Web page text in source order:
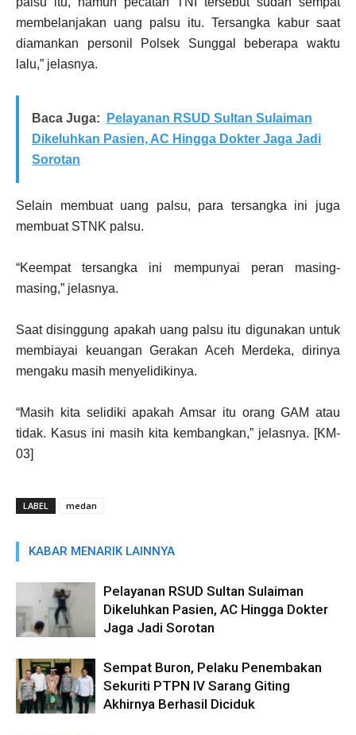
membelanjakan uang palsu itu. Tersangka kabur saat
diamankan personil Polsek Sunggal beberapa waktu
lalu,” jelasnya.
Baca Juga:
Pelayanan RSUD Sultan Sulaiman
Dikeluhkan Pasien, AC Hingga Dokter Jaga Jadi
Sorotan
Selain membuat uang palsu, para tersangka ini juga
membuat STNK palsu.
“Keempat tersangka ini mempunyai peran masing-
masing,” jelasnya.
Saat disinggung apakah uang palsu itu digunakan untuk
membiayai keuangan Gerakan Aceh Merdeka, dirinya
mengaku masih menyelidikinya.
“Masih kita selidiki apakah Amsar itu orang GAM atau
tidak. Kasus ini masih kita kembangkan,” jelasnya. [KM-
03]
LABEL medan
KABAR MENARIK LAINNYA
Pelayanan RSUD Sultan Sulaiman
Dikeluhkan Pasien, AC Hingga Dokter
Jaga Jadi Sorotan
Sempat Buron, Pelaku Penembakan
Sekuriti PTPN IV Sarang Giting
Akhirnya Berhasil Diciduk